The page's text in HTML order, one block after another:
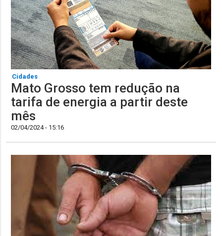
Cidades
Mato Grosso tem redução na
tarifa de energia a partir deste
mês
02/04/2024 - 15:16